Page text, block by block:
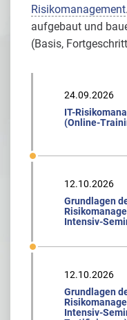
Risikomanagement
aufgebaut und
(Basis,
24.09.2026
IT-
(Online-
12.10.2026
Grundlagen
Intensiv-
12.10.2026
Grundlagen
Intensiv-